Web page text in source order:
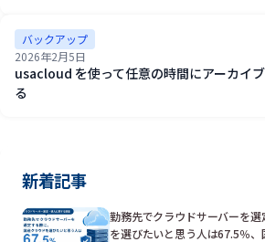
バックアップ
2026年2月5日
usacloud を使って任意の時間にアーカイ
る
新着記事
勤務先でクラウドサーバーを
を選びたいと思う人は67.5％